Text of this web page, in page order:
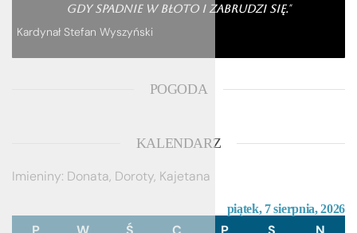
gdy spadnie w błoto i zabrudzi się."
Kardynał Stefan Wyszyński
POGODA
KALENDARZ
Imieniny: Donata, Doroty, Kajetana
piątek, 7 sierpnia, 2026
PONIEDZIAŁEK
WTOREKŚRODA CZWARTEKPIĄTEK SOBOTA